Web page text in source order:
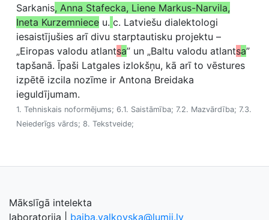
Sarkanis, Anna Stafecka, Liene Markus-Narvila,
Ineta Kurzemniece u. c. Latviešu dialektologi
iesaistījušies arī divu starptautisku projektu –
„Eiropas valodu atlantsa” un „Baltu valodu atlantsa”
tapšanā. Īpaši Latgales izlokšņu, kā arī to vēstures
izpētē izcila nozīme ir Antona Breidaka
ieguldījumam.
1. Tehniskais noformējums; 6.1. Saistāmība; 7.2. Mazvārdība; 7.3.
Neiederīgs vārds; 8. Tekstveide;
Mākslīgā intelekta
laboratorija
baiba.valkovska@lumii.lv